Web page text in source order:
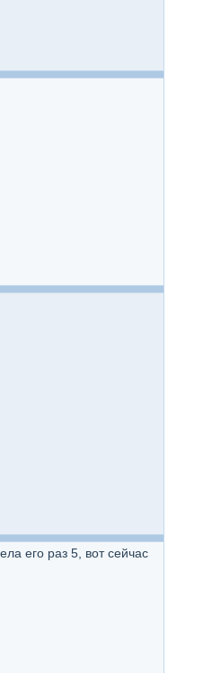
его раз 5, вот сейчас